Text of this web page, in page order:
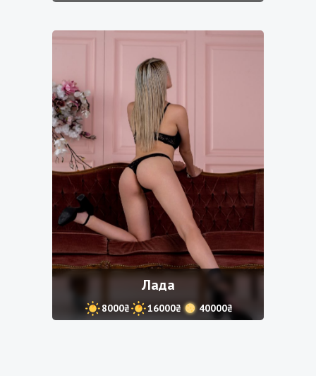
Лада
8000₴ 16000₴ 40000₴